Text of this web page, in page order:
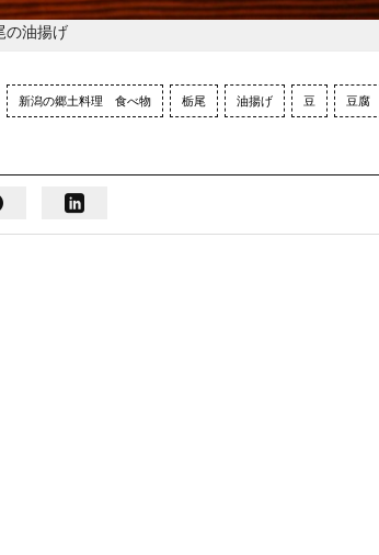
の油揚げ
新潟の郷土料理 食べ物 栃尾 油揚げ 豆 豆腐